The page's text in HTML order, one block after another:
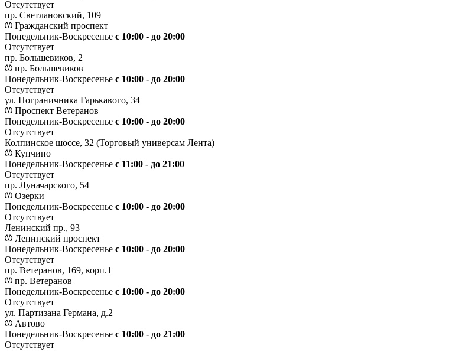
Отсутствует
пр. Светлановский, 109
Гражданский проспект
Понедельник-Воскресенье с 10:00 - до 20:00
Отсутствует
пр. Большевиков, 2
пр. Большевиков
Понедельник-Воскресенье с 10:00 - до 20:00
Отсутствует
ул. Пограничника Гарькавого, 34
Проспект Ветеранов
Понедельник-Воскресенье с 10:00 - до 20:00
Отсутствует
Колпинское шоссе, 32 (Торговый универсам Лента)
Купчино
Понедельник-Воскресенье с 11:00 - до 21:00
Отсутствует
пр. Луначарского, 54
Озерки
Понедельник-Воскресенье с 10:00 - до 20:00
Отсутствует
Ленинский пр., 93
Ленинский проспект
Понедельник-Воскресенье с 10:00 - до 20:00
Отсутствует
пр. Ветеранов, 169, корп.1
пр. Ветеранов
Понедельник-Воскресенье с 10:00 - до 20:00
Отсутствует
ул. Партизана Германа, д.2
Автово
Понедельник-Воскресенье с 10:00 - до 21:00
Отсутствует